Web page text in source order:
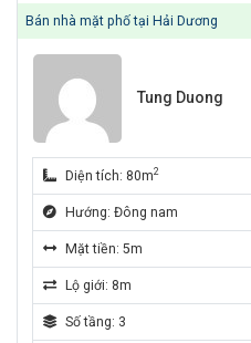
Bán nhà mặt phố tại Hải Dương
Tung Duong
Diện tích: 80m2
Hướng: Đông nam
Mặt tiền: 5m
Lộ giới: 8m
Số tầng: 3